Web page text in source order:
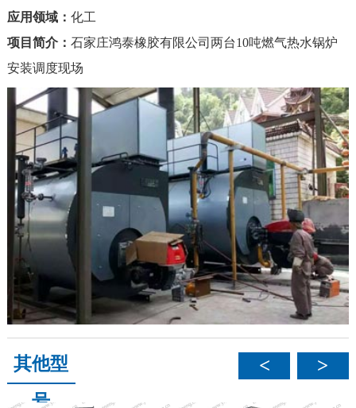
应用领域：化工
项目简介：石家庄鸿泰橡胶有限公司两台10吨燃气热水锅炉
安装调度现场
其他型
号
>
<